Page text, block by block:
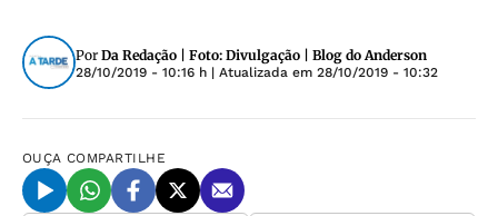
Por Da Redação | Foto: Divulgação | Blog do Anderson
28/10/2019 - 10:16 h | Atualizada em 28/10/2019 - 10:32
OUÇA COMPARTILHE